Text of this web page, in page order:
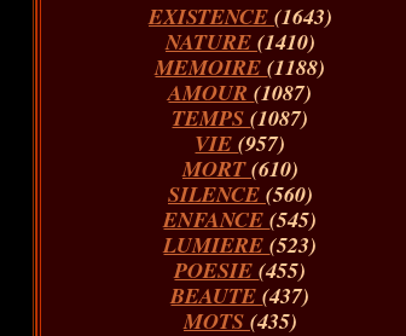
EXISTENCE (1643)
NATURE (1410)
MEMOIRE(1188)
AMOUR(1087)
TEMPS(1087)
VIE(957)
MORT(610)
SILENCE (560)
ENFANCE(545)
LUMIERE(523)
POESIE(455)
BEAUTE(437)
MOTS (435)